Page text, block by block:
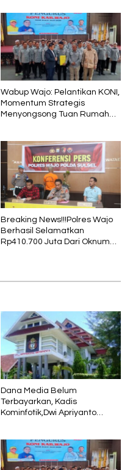
Wabup Wajo: Pelantikan KONI,
Momentum Strategis
Menyongsong Tuan Rumah
Breaking News!!!Polres Wajo
Berhasil Selamatkan
Rp410.700 Juta Dari Oknum
Dana Media Belum
Terbayarkan, Kadis
Kominfotik,Dwi Apriyanto